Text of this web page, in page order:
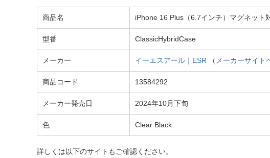
商品名 iPhone 16 Plus（6.7インチ）マグネット
型番 ClassicHybridCase
メーカー イーエスアール｜ESR （ メーカーサイト
商品コード 13584292
メーカー発売日 2024年10月下旬
色 Clear Black
詳しくは以下のサイトもご確認ください。